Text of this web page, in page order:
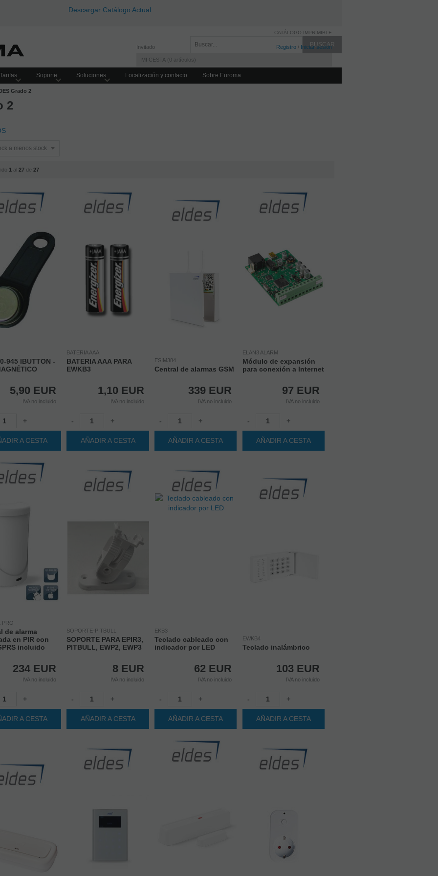
Descargar Catálogo Actual
Invitado Registro / Iniciar sesión
MI CESTA 0 artículos
CATÁLOGO IMPRIMIBLE
Soporte Soluciones Localización y contacto Sobre Euroma
Grado 2
2
1 al 27 de 27
945 IBUTTON -
5,90 EUR
IVA no incluido
+
A CESTA
BATERIA AAA
BATERIA AAA PARA
EWKB3
1,10 EUR
IVA no incluido
- +
AÑADIR A CESTA
ESIM384
Central de alarmas GSM
339 EUR
IVA no incluido
- +
AÑADIR A CESTA
ELAN3 ALARM
Módulo de expansión
para conexión a Internet
97 EUR
IVA no incluido
- +
AÑADIR A CESTA
PRO
de alarma
en PIR con
incluido
234 EUR
IVA no incluido
+
A CESTA
SOPORTE-PITBULL
SOPORTE PARA EPIR3,
PITBULL, EWP2, EWP3
8 EUR
IVA no incluido
- +
AÑADIR A CESTA
EKB3
Teclado cableado con
indicador por LED
62 EUR
IVA no incluido
- +
AÑADIR A CESTA
EWKB4
Teclado inalámbrico
103 EUR
IVA no incluido
- +
AÑADIR A CESTA